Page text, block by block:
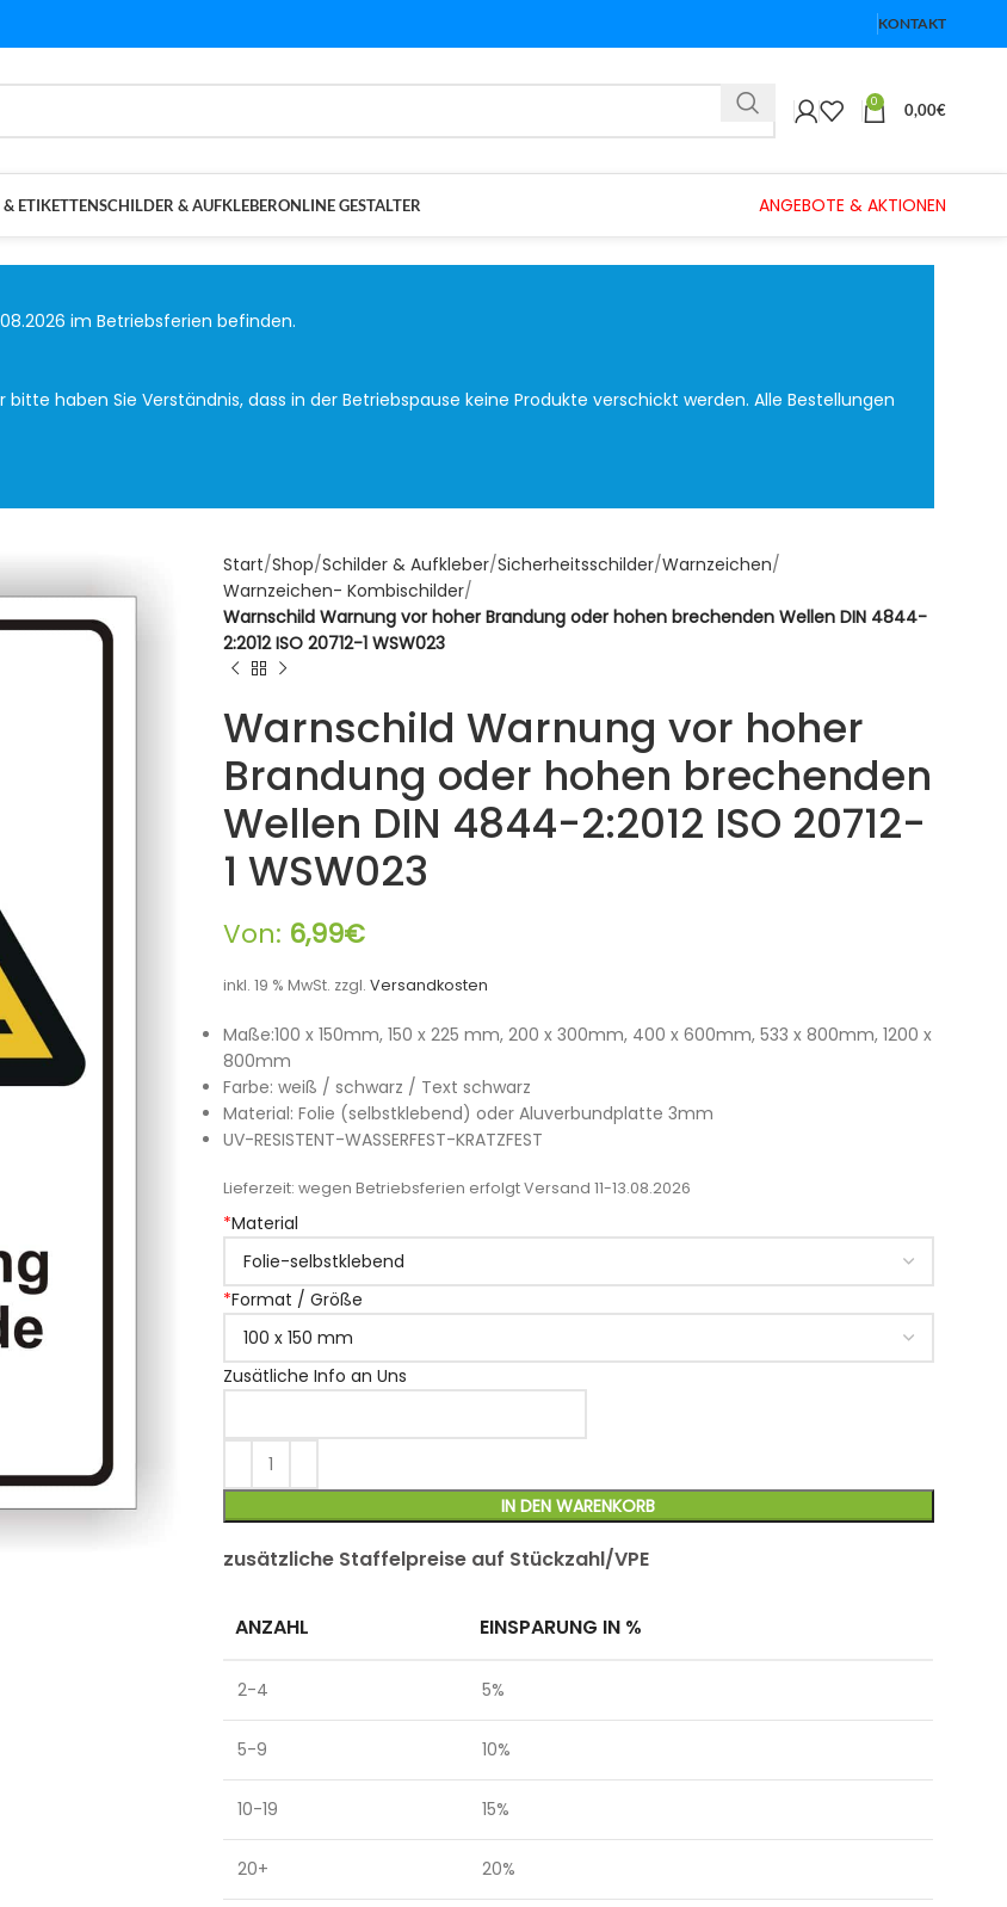
KONTAKT
0 0,00€
ETIKETTENSCHILDER & AUFKLEBERONLINE GESTALTER ANGEBOTE & AKTIONEN
im Betriebsferien befinden.
haben Sie Verständnis, dass in der Betriebspause keine Produkte verschickt werden. Alle Bestellungen
Start Shop Schilder & Aufkleber Sicherheitsschilder Warnzeichen
Warnzeichen- Kombischilder
Warnschild Warnung vor hoher Brandung oder hohen brechenden Wellen DIN 4844-
2:2012 ISO 20712-1 WSW023
Warnschild Warnung vor hoher
Brandung oder hohen brechenden
Wellen DIN 4844-2:2012 ISO 20712-
1 WSW023
Von: 6,99€
inkl. 19 % MwSt. zzgl. Versandkosten
Maße:100 x 150mm, 150 x 225 mm, 200 x 300mm, 400 x 600mm, 533 x 800mm, 1200 x
800mm
Farbe: weiß / schwarz / Text schwarz
Material: Folie (selbstklebend) oder Aluverbundplatte 3mm
UV-RESISTENT-WASSERFEST-KRATZFEST
Lieferzeit: wegen Betriebsferien erfolgt Versand 11-13.08.2026
*Material
*Format / Größe
Zusätliche Info an Uns
IN DEN WARENKORB
zusätzliche Staffelpreise auf Stückzahl/VPE
ANZAHL EINSPARUNG IN %
2-4 5%
5-9 10%
10-19 15%
20+ 20%